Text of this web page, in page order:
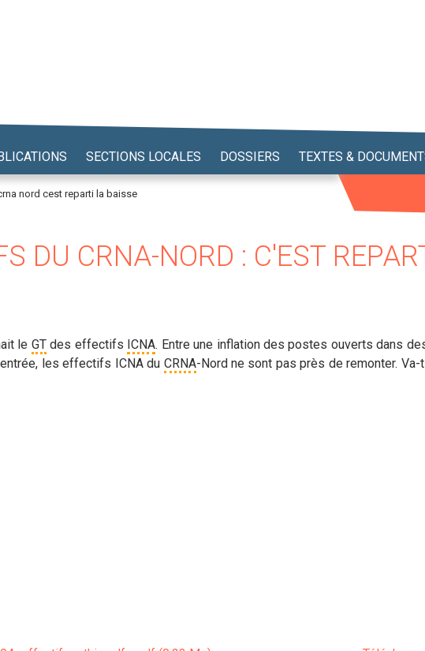
SECTIONS LOCALES DOSSIERS TEXTES &
nord cest reparti la baisse
DU CRNA-NORD : C'EST
le GTdes effectifs ICNA. Entre une inflation des postes ouverts dans
les effectifs ICNA du CRNA-Nord ne sont pas près de remonter.